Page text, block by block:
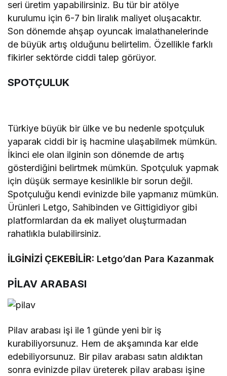
seri üretim yapabilirsiniz. Bu tür bir atölye
kurulumu için 6-7 bin liralık maliyet oluşacaktır.
Son dönemde ahşap oyuncak imalathanelerinde
de büyük artış olduğunu belirtelim. Özellikle farklı
fikirler sektörde ciddi talep görüyor.
SPOTÇULUK
Türkiye büyük bir ülke ve bu nedenle spotçuluk
yaparak ciddi bir iş hacmine ulaşabilmek mümkün.
İkinci ele olan ilginin son dönemde de artış
gösterdiğini belirtmek mümkün. Spotçuluk yapmak
için düşük sermaye kesinlikle bir sorun değil.
Spotçuluğu kendi evinizde bile yapmanız mümkün.
Ürünleri Letgo, Sahibinden ve Gittigidiyor gibi
platformlardan da ek maliyet oluşturmadan
rahatlıkla bulabilirsiniz.
İLGİNİZİ ÇEKEBİLİR: Letgo’dan Para Kazanmak
PİLAV ARABASI
Pilav arabası işi ile 1 günde yeni bir iş
kurabiliyorsunuz. Hem de akşamında kar elde
edebiliyorsunuz. Bir pilav arabası satın aldıktan
sonra evinizde pilav üreterek pilav arabası işine